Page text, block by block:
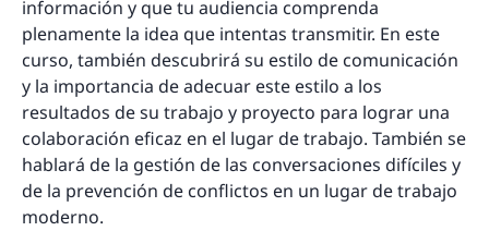
información y que tu audiencia comprenda
plenamente la idea que intentas transmitir. En este
curso, también descubrirá su estilo de comunicación
y la importancia de adecuar este estilo a los
resultados de su trabajo y proyecto para lograr una
colaboración eficaz en el lugar de trabajo. También se
hablará de la gestión de las conversaciones difíciles y
de la prevención de conflictos en un lugar de trabajo
moderno.